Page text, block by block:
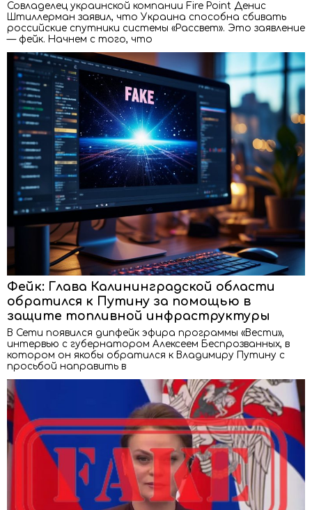
Совладелец украинской компании Fire Point Денис
Штиллерман заявил, что Украина способна сбивать
российские спутники системы «Рассвет». Это заявление
— фейк. Начнем с того, что
Фейк: Глава Калининградской области
обратился к Путину за помощью в
защите топливной инфраструктуры
В Сети появился дипфейк эфира программы «Вести»,
интервью с губернатором Алексеем Беспрозванных, в
котором он якобы обратился к Владимиру Путину с
просьбой направить в